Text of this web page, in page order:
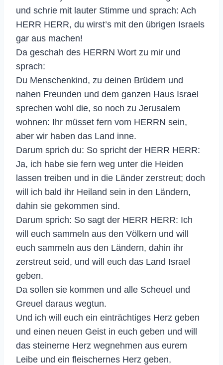
und schrie mit lauter Stimme und sprach: Ach
HERR HERR, du wirst’s mit den übrigen Israels
gar aus machen!
Da geschah des HERRN Wort zu mir und
sprach:
Du Menschenkind, zu deinen Brüdern und
nahen Freunden und dem ganzen Haus Israel
sprechen wohl die, so noch zu Jerusalem
wohnen: Ihr müsset fern vom HERRN sein,
aber wir haben das Land inne.
Darum sprich du: So spricht der HERR HERR:
Ja, ich habe sie fern weg unter die Heiden
lassen treiben und in die Länder zerstreut; doch
will ich bald ihr Heiland sein in den Ländern,
dahin sie gekommen sind.
Darum sprich: So sagt der HERR HERR: Ich
will euch sammeln aus den Völkern und will
euch sammeln aus den Ländern, dahin ihr
zerstreut seid, und will euch das Land Israel
geben.
Da sollen sie kommen und alle Scheuel und
Greuel daraus wegtun.
Und ich will euch ein einträchtiges Herz geben
und einen neuen Geist in euch geben und will
das steinerne Herz wegnehmen aus eurem
Leibe und ein fleischernes Herz geben,